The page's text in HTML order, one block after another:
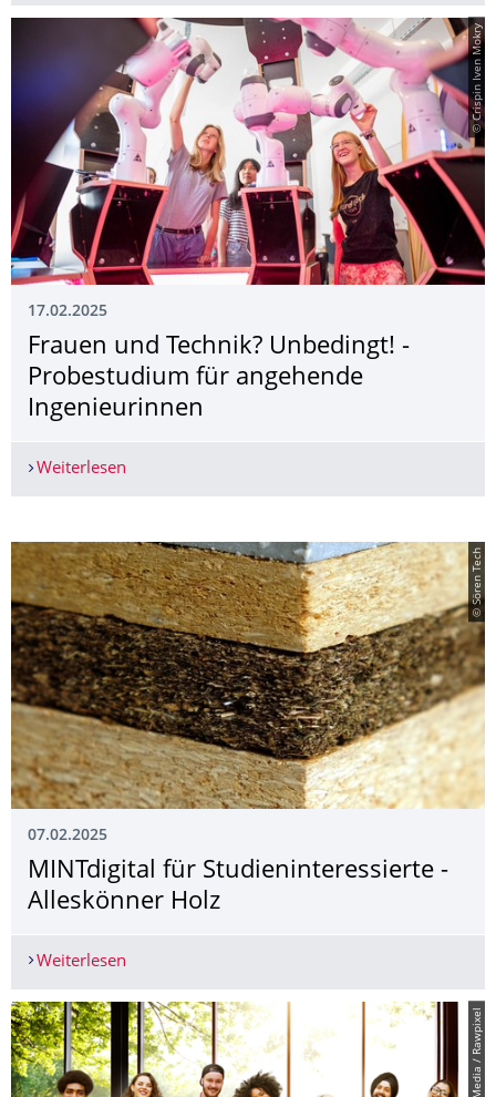
© Crispin Iven Mokry
17.02.2025
Frauen und Technik? Unbedingt! ­
Probestudium für angehende
Ingenieurinnen
Weiterlesen
© Sören Tech
07.02.2025
MINTdigital für Studieninteres­sierte -
Alleskönner Holz
Weiterlesen